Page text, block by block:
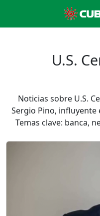
U.S.
Noticias sobre U.S.
Sergio Pino,
Temas clave: banca,